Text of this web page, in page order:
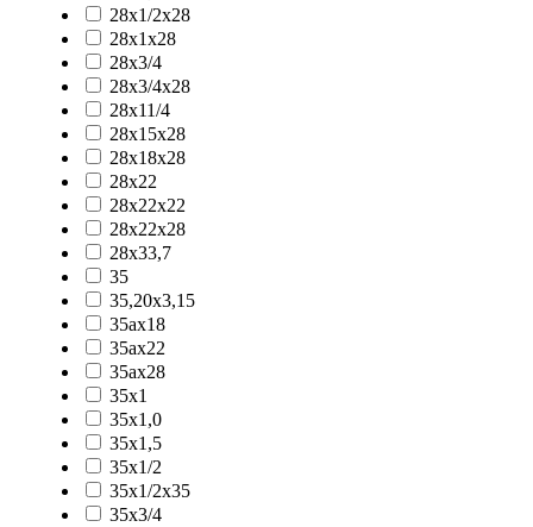
28x1/2x28
28x1x28
28x3/4
28x3/4x28
28x11/4
28x15x28
28x18x28
28x22
28x22x22
28x22x28
28x33,7
35
35,20x3,15
35ax18
35ax22
35ax28
35x1
35x1,0
35x1,5
35x1/2
35x1/2x35
35x3/4